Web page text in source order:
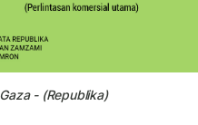
- (Republika)